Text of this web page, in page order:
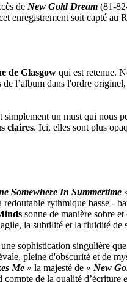
de New Gold Dream (81-
enregistrement soit capté
de Glasgow qui est retenue.
l’album dans l'ordre
simplement un must qui
claires. Ici, elles sont plus
Somewhere In Summertime
redoutable rythmique basse -
sonne de manière sobre
la subtilité et la fluidité
sophistication singulière
pleine d'obscurité et de
Me » la majesté de « New
de la qualité